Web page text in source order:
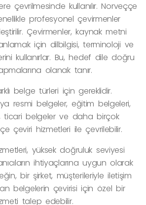
çevrilmesinde kullanılır. Norveççe
profesyonel çevirmenler
Çevirmenler, kaynak metni
için dilbilgisi, terminoloji ve
kullanırlar. Bu, hedef dile doğru
olanak tanır.
belge türleri için gereklidir.
resmi belgeler, eğitim belgeleri,
ticari belgeler ve daha birçok
çeviri hizmetleri ile çevrilebilir.
yüksek doğruluk seviyesi
ihtiyaçlarına uygun olarak
bir şirket, müşterileriyle iletişim
belgelerin çevirisi için özel bir
talep edebilir.